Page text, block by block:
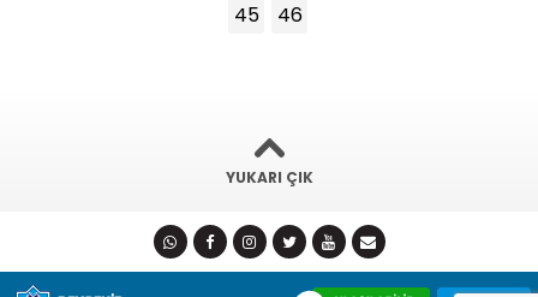
45
46
YUKARI ÇIK